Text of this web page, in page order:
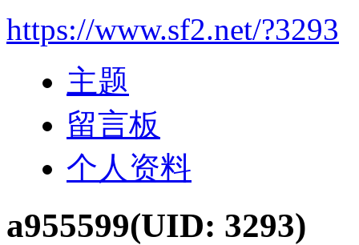
https://www.sf2.net/?3293
主题
留言板
个人资料
a955599(UID: 3293)